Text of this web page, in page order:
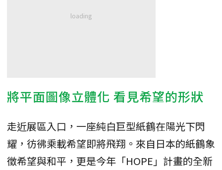
將平面圖像立體化 看見希望的形狀
走近展區入口，一座純白巨型紙鶴在陽光下閃
耀，彷彿乘載希望即將飛翔。來自日本的紙鶴象
徵希望與和平，更是今年「HOPE」計畫的全新